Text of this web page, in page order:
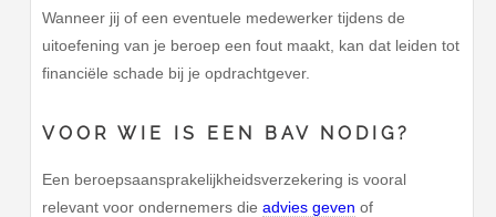
Wanneer jij of een eventuele medewerker tijdens de
uitoefening van je beroep een fout maakt, kan dat leiden tot
financiële schade bij je opdrachtgever.
VOOR WIE IS EEN BAV NODIG?
Een beroepsaansprakelijkheidsverzekering is vooral
relevant voor ondernemers dieadvies geven of